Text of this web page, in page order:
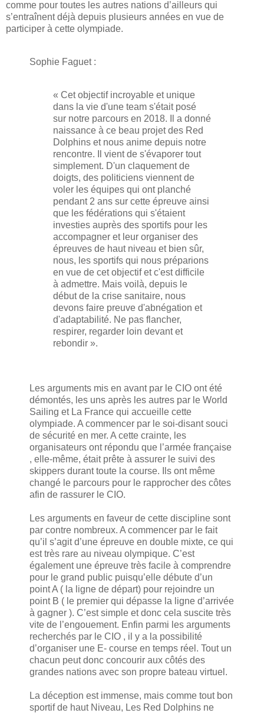
comme pour toutes les autres nations d’ailleurs qui
s’entraînent déjà depuis plusieurs années en vue de
participer à cette olympiade.
Sophie Faguet :
« Cet objectif incroyable et unique
dans la vie d'une team s'était posé
sur notre parcours en 2018. Il a donné
naissance à ce beau projet des Red
Dolphins et nous anime depuis notre
rencontre. Il vient de s'évaporer tout
simplement. D'un claquement de
doigts, des politiciens viennent de
voler les équipes qui ont planché
pendant 2 ans sur cette épreuve ainsi
que les fédérations qui s'étaient
investies auprès des sportifs pour les
accompagner et leur organiser des
épreuves de haut niveau et bien sûr,
nous, les sportifs qui nous préparions
en vue de cet objectif et c'est difficile
à admettre. Mais voilà, depuis le
début de la crise sanitaire, nous
devons faire preuve d'abnégation et
d'adaptabilité. Ne pas flancher,
respirer, regarder loin devant et
rebondir ».
Les arguments mis en avant par le CIO ont été
démontés, les uns après les autres par le World
Sailing et La France qui accueille cette
olympiade. A commencer par le soi-disant souci
de sécurité en mer. A cette crainte, les
organisateurs ont répondu que l’armée française
, elle-même, était prête à assurer le suivi des
skippers durant toute la course. Ils ont même
changé le parcours pour le rapprocher des côtes
afin de rassurer le CIO.
Les arguments en faveur de cette discipline sont
par contre nombreux. A commencer par le fait
qu’il s’agit d’une épreuve en double mixte, ce qui
est très rare au niveau olympique. C’est
également une épreuve très facile à comprendre
pour le grand public puisqu’elle débute d’un
point A ( la ligne de départ) pour rejoindre un
point B ( le premier qui dépasse la ligne d’arrivée
à gagner ). C’est simple et donc cela suscite très
vite de l’engouement. Enfin parmi les arguments
recherchés par le CIO , il y a la possibilité
d’organiser une E- course en temps réel. Tout un
chacun peut donc concourir aux côtés des
grandes nations avec son propre bateau virtuel.
La déception est immense, mais comme tout bon
sportif de haut Niveau, Les Red Dolphins ne